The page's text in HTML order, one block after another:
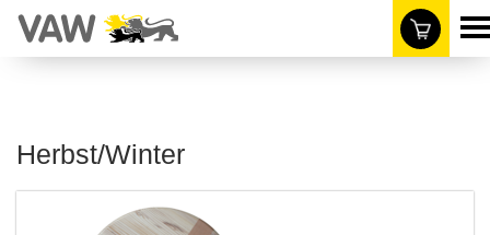
Herbst/Winter